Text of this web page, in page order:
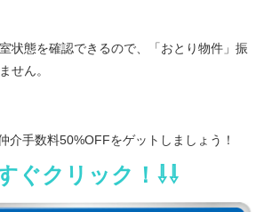
状態を確認できるので、「おとり物件」振
せん。
介手数料50%OFFをゲットしましょう！
ぐクリック！⇩⇩